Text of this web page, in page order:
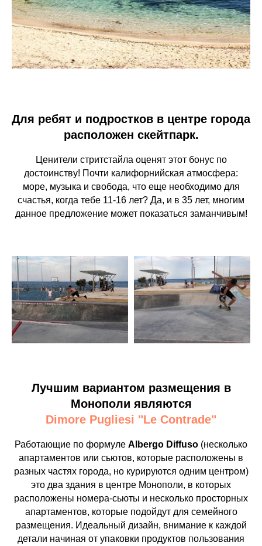
Для ребят и подростков в центре города
расположен скейтпарк.
Ценители стритстайла оценят этот бонус по
достоинству! Почти калифорнийская атмосфера:
море, музыка и свобода, что еще необходимо для
счастья, когда тебе 11-16 лет? Да, и в 35 лет, многим
данное предложение может показаться заманчивым!
Лучшим вариантом размещения в
Монополи являются
Dimore Pugliesi "Le Contrade"
Работающие по формуле Albergo Diffuso (несколько
апартаментов или сьютов, которые расположены в
разных частях города, но курируются одним центром)
это два здания в центре Монополи, в которых
расположены номера-сьюты и несколько просторных
апартаментов, которые подойдут для семейного
размещения. Идеальный дизайн, внимание к каждой
детали начиная от упаковки продуктов пользования